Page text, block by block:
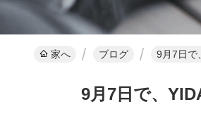
家へ ブログ 9月7日で
9月7日で、